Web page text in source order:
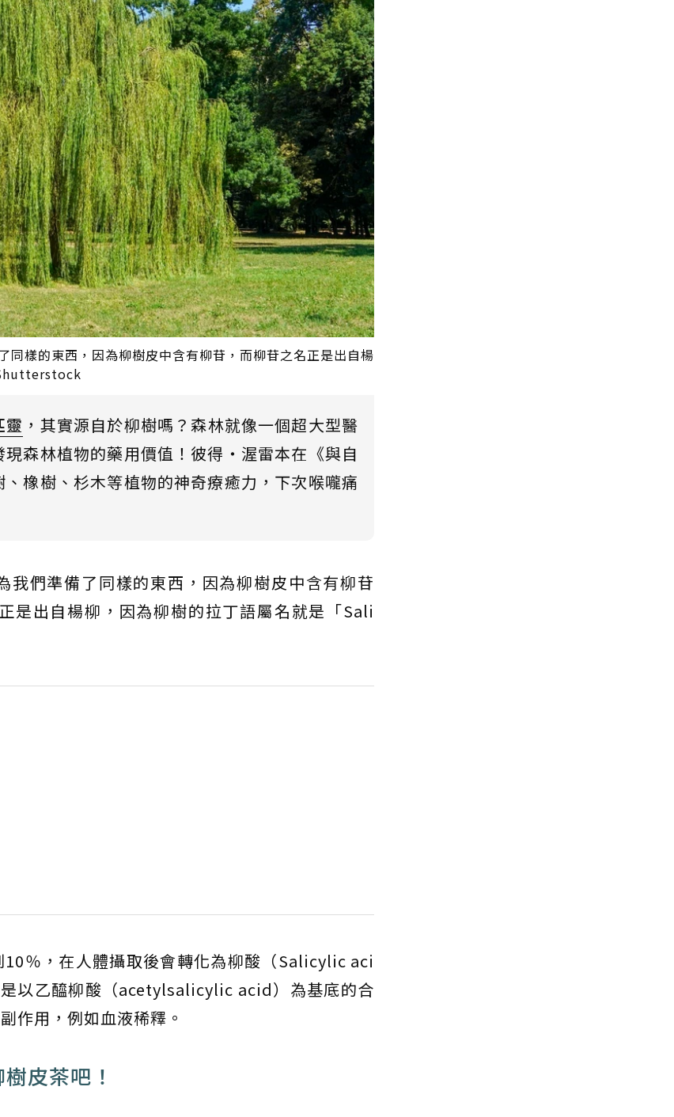
樣的東西，因為柳樹皮中含有柳苷，而柳苷之名正是出自楊
靈 ，其實源自於柳樹嗎？森林就像一個超大型醫
森林植物的藥用價值！彼得・渥雷本在《與自
橡樹、杉木等植物的神奇療癒力，下次喉嚨痛
們準備了同樣的東西，因為柳樹皮中含有柳苷
是出自楊柳，因為柳樹的拉丁語屬名就是「Sali
％，在人體攝取後會轉化為柳酸（Salicylic aci
以乙醯柳酸（acetylsalicylic acid）為基底的合
作用，例如血液稀釋。
皮茶吧！